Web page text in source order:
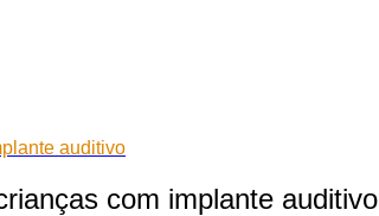
auditivo
com implante auditivo